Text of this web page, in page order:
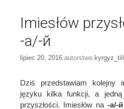
Imiesłów
-а/-й
lipiec 20, 2016 autorstwa kyrgyz_tili
Dziś przedstawiam kolejny
języku kilka funkcji, a
przyszłości. Imiesłów na-а/-й